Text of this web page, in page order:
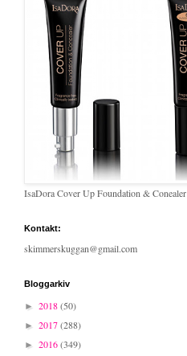
IsaDora Cover Up Foundation & Conealer
Kontakt:
skimmerskuggan@gmail.com
Bloggarkiv
► 2018(50)
► 2017(288)
► 2016(349)